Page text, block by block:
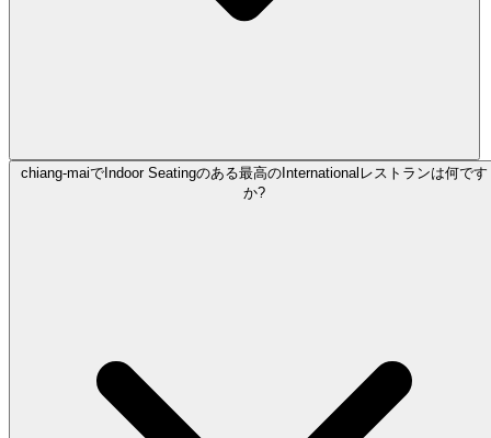
chiang-maiでIndoor Seatingのある最高のInternationalレストランは何です
か?